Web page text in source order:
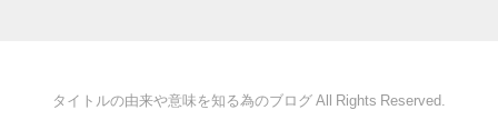
タイトルの由来や意味を知る為のブログ All Rights Reserved.